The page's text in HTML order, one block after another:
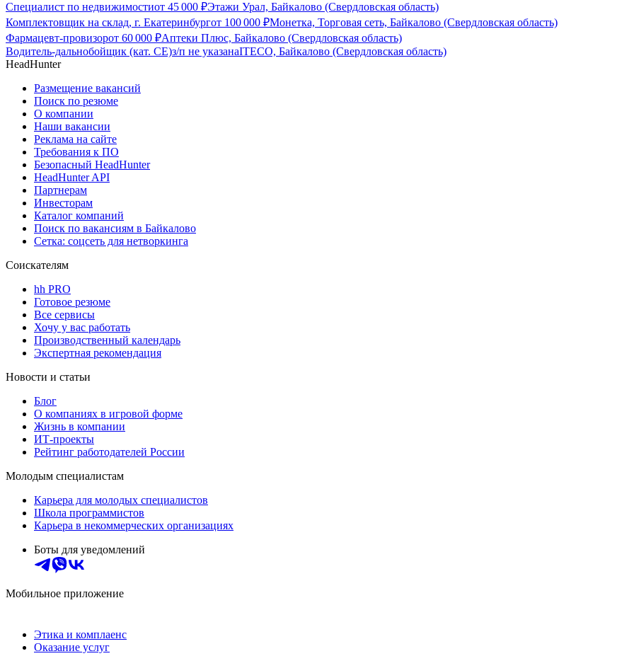
Специалист по недвижимостиот 45 000 ₽Этажи Урал, Байкалово (Свердловская область)
Комплектовщик на склад, г. Екатеринбургот 100 000 ₽Монетка, Торговая сеть, Байкалово (Свердловская область)
Фармацевт-провизорот 60 000 ₽Аптеки Плюс, Байкалово (Свердловская область)
Водитель-дальнобойщик (кат. CE)з/п не указанаITECO, Байкалово (Свердловская область)
HeadHunter
Размещение вакансий
Поиск по резюме
О компании
Наши вакансии
Реклама на сайте
Требования к ПО
Безопасный HeadHunter
HeadHunter API
Партнерам
Инвесторам
Каталог компаний
Поиск по вакансиям в Байкалово
Сетка: соцсеть для нетворкинга
Соискателям
hh PRO
Готовое резюме
Все сервисы
Хочу у вас работать
Производственный календарь
Экспертная рекомендация
Новости и статьи
Блог
О компаниях в игровой форме
Жизнь в компании
ИТ-проекты
Рейтинг работодателей России
Молодым специалистам
Карьера для молодых специалистов
Школа программистов
Карьера в некоммерческих организациях
Боты для уведомлений
Мобильное приложение
Этика и комплаенс
Оказание услуг